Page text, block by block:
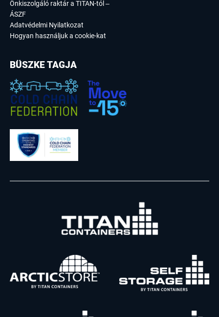
Önkiszolgáló raktár a TITAN-tól –
ÁSZF
Adatvédelmi Nyilatkozat
Hogyan használjuk a cookie-kat
BÜSZKE TAGJA